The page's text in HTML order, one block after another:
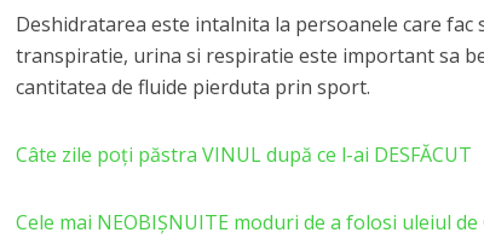
Deshidratarea este intalnita la persoanele care
transpiratie, urina si respiratie este important sa
cantitatea de fluide pierduta prin sport.
Câte zile poţi păstra VINUL după ce l-ai DESFĂCUT
Cele mai NEOBIȘNUITE moduri de a folosi uleiul de